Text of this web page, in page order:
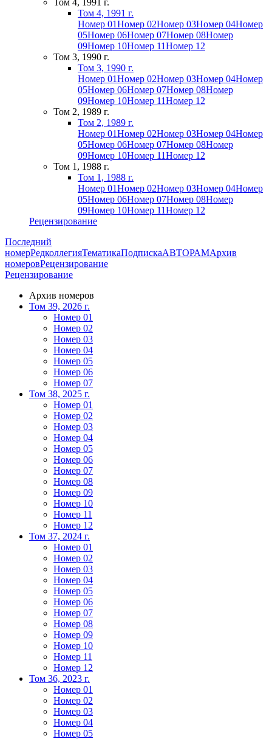
Том 4, 1991 г.
Том 4, 1991 г.
Номер 01Номер 02Номер 03Номер 04Номер
05Номер 06Номер 07Номер 08Номер
09Номер 10Номер 11Номер 12
Том 3, 1990 г.
Том 3, 1990 г.
Номер 01Номер 02Номер 03Номер 04Номер
05Номер 06Номер 07Номер 08Номер
09Номер 10Номер 11Номер 12
Том 2, 1989 г.
Том 2, 1989 г.
Номер 01Номер 02Номер 03Номер 04Номер
05Номер 06Номер 07Номер 08Номер
09Номер 10Номер 11Номер 12
Том 1, 1988 г.
Том 1, 1988 г.
Номер 01Номер 02Номер 03Номер 04Номер
05Номер 06Номер 07Номер 08Номер
09Номер 10Номер 11Номер 12
Рецензирование
Последний
номерРедколлегияТематикаПодпискаАВТОРАМАрхив
номеровРецензирование
Рецензирование
Архив номеров
Том 39, 2026 г.
Номер 01
Номер 02
Номер 03
Номер 04
Номер 05
Номер 06
Номер 07
Том 38, 2025 г.
Номер 01
Номер 02
Номер 03
Номер 04
Номер 05
Номер 06
Номер 07
Номер 08
Номер 09
Номер 10
Номер 11
Номер 12
Том 37, 2024 г.
Номер 01
Номер 02
Номер 03
Номер 04
Номер 05
Номер 06
Номер 07
Номер 08
Номер 09
Номер 10
Номер 11
Номер 12
Том 36, 2023 г.
Номер 01
Номер 02
Номер 03
Номер 04
Номер 05